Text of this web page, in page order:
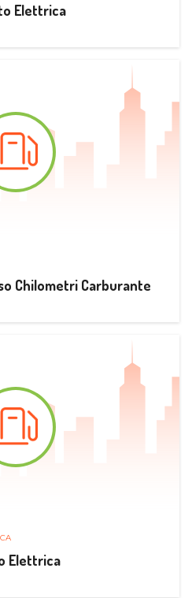
Elettrica
Chilometri Carburante
Elettrica